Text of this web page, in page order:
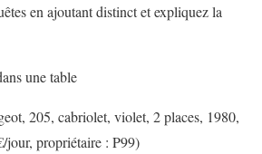
en ajoutant distinct et expliquez la
une table
205, cabriolet, violet, 2 places, 1980,
jour, propriétaire : P99)